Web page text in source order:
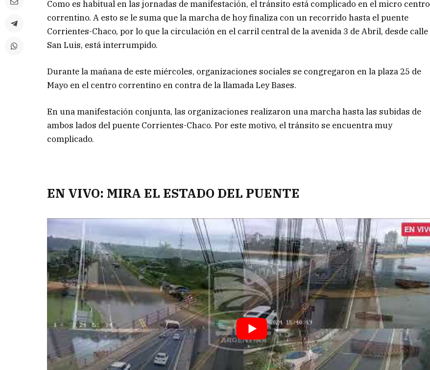
Como es habitual en las jornadas de manifestación, el tránsito está complicado en el micro centro
correntino. A esto se le suma que la marcha de hoy finaliza con un recorrido hasta el puente
Corrientes-Chaco, por lo que la circulación en el carril central de la avenida 3 de Abril, desde calle
San Luis, está interrumpido.
Durante la mañana de este miércoles, organizaciones sociales se congregaron en la plaza 25 de
Mayo en el centro correntino en contra de la llamada Ley Bases.
En una manifestación conjunta, las organizaciones realizaron una marcha hasta las subidas de
ambos lados del puente Corrientes-Chaco. Por este motivo, el tránsito se encuentra muy
complicado.
EN VIVO: MIRA EL ESTADO DEL PUENTE